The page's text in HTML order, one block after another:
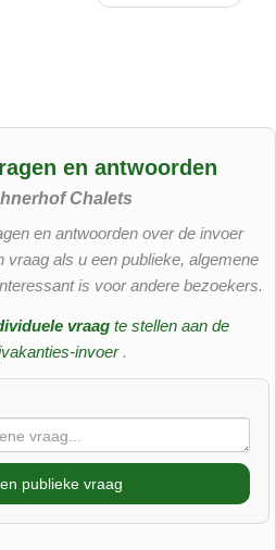
en antwoorden
Chalets
en antwoorden over de invoer
vraag als u een publieke, algemene
is voor andere bezoekers.
vraagte stellen aan de
invoer .
publieke vraag